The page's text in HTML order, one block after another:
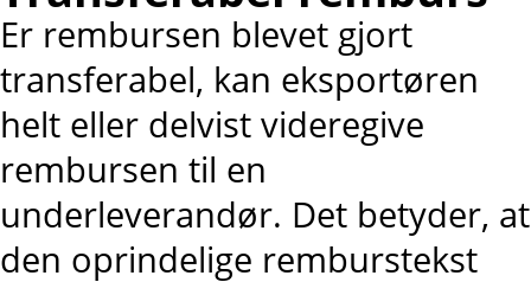
Er rembursen blevet gjort
transferabel, kan eksportøren
helt eller delvist videregive
rembursen til en
underleverandør. Det betyder, at
den oprindelige remburstekst